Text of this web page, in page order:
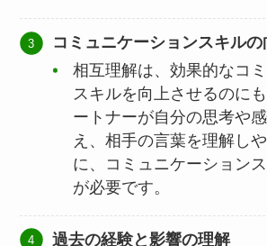
コミュニケーションスキルの
相互理解は、効果的なコ
スキルを向上させるのに
ートナーが自分の思考や
え、相手の言葉を理解し
に、コミュニケーション
が必要です。
過去の経験と影響の理解